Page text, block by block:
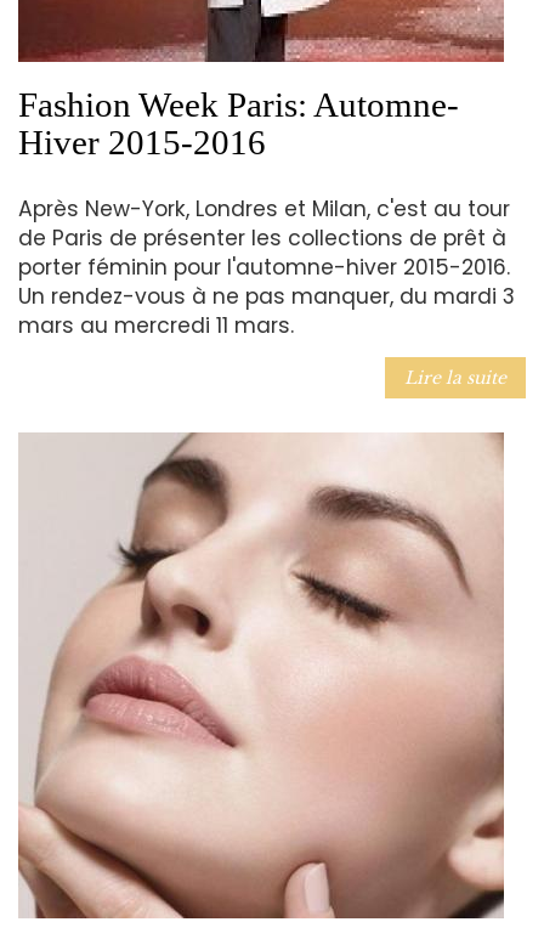
Fashion Week Paris: Automne-
Hiver 2015-2016
Après New-York, Londres et Milan, c'est au tour
de Paris de présenter les collections de prêt à
porter féminin pour l'automne-hiver 2015-2016.
Un rendez-vous à ne pas manquer, du mardi 3
mars au mercredi 11 mars.
Lire la suite